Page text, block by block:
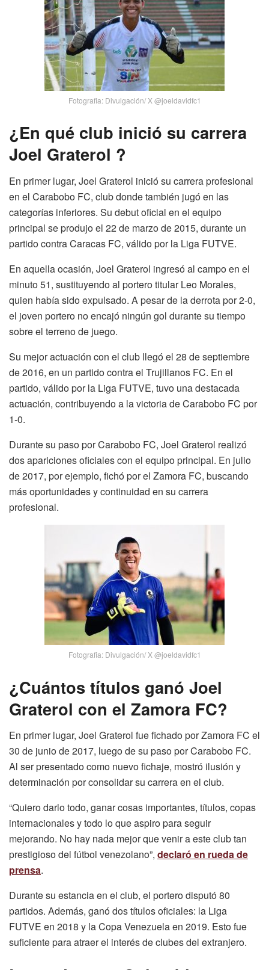
Fotografia: Divulgación/ X @joeldavidfc1
¿En qué club inició su carrera
Joel Graterol ?
En primer lugar, Joel Graterol inició su carrera profesional
en el Carabobo FC, club donde también jugó en las
categorías inferiores. Su debut oficial en el equipo
principal se produjo el 22 de marzo de 2015, durante un
partido contra Caracas FC, válido por la Liga FUTVE.
En aquella ocasión, Joel Graterol ingresó al campo en el
minuto 51, sustituyendo al portero titular Leo Morales,
quien había sido expulsado. A pesar de la derrota por 2-0,
el joven portero no encajó ningún gol durante su tiempo
sobre el terreno de juego.
Su mejor actuación con el club llegó el 28 de septiembre
de 2016, en un partido contra el Trujillanos FC. En el
partido, válido por la Liga FUTVE, tuvo una destacada
actuación, contribuyendo a la victoria de Carabobo FC por
1-0.
Durante su paso por Carabobo FC, Joel Graterol realizó
dos apariciones oficiales con el equipo principal. En julio
de 2017, por ejemplo, fichó por el Zamora FC, buscando
más oportunidades y continuidad en su carrera
profesional.
Fotografia: Divulgación/ X @joeldavidfc1
¿Cuántos títulos ganó Joel
Graterol con el Zamora FC?
En primer lugar, Joel Graterol fue fichado por Zamora FC el
30 de junio de 2017, luego de su paso por Carabobo FC.
Al ser presentado como nuevo fichaje, mostró ilusión y
determinación por consolidar su carrera en el club.
“Quiero darlo todo, ganar cosas importantes, títulos, copas
internacionales y todo lo que aspiro para seguir
mejorando. No hay nada mejor que venir a este club tan
prestigioso del fútbol venezolano”, declaró en rueda de
prensa.
Durante su estancia en el club, el portero disputó 80
partidos. Además, ganó dos títulos oficiales: la Liga
FUTVE en 2018 y la Copa Venezuela en 2019. Esto fue
suficiente para atraer el interés de clubes del extranjero.